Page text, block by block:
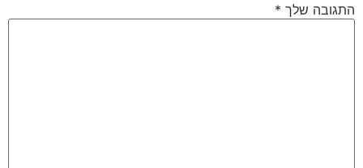
התגובה שלך *